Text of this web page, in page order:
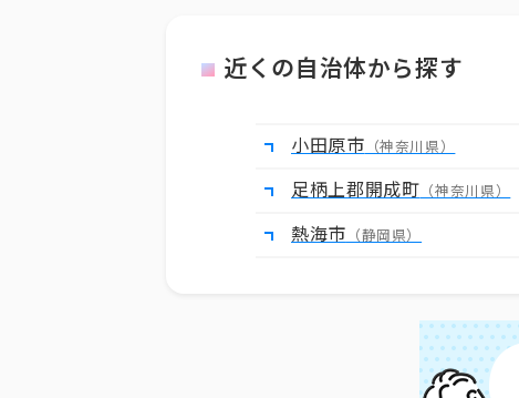
近くの自治体から探す
小田原市 （神奈川県）
足柄上郡開成町 （神奈川県）
熱海市 （静岡県）